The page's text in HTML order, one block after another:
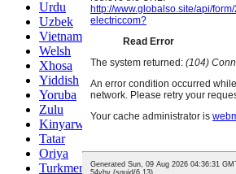
Urdu
Uzbek
Vietnamese
Welsh
Xhosa
Yiddish
Yoruba
Zulu
Kinyarwanda
Tatar
Oriya
Turkmen